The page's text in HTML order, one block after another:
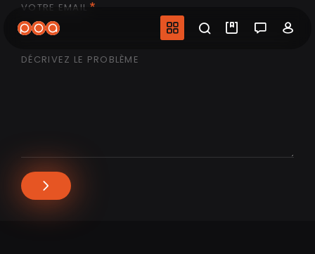
au
contenu
Navigation
Recherche
Mes
VOTRE EMAIL
DÉCRIVEZ LE PROBLÈME